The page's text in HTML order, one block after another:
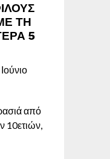
ΤΗ
5
από
10ετιών,